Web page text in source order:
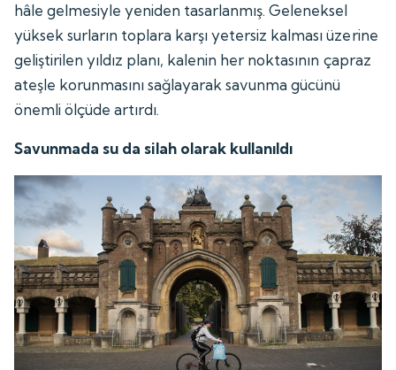
hâle gelmesiyle yeniden tasarlanmış. Geleneksel
yüksek surların toplara karşı yetersiz kalması üzerine
geliştirilen yıldız planı, kalenin her noktasının çapraz
ateşle korunmasını sağlayarak savunma gücünü
önemli ölçüde artırdı.
Savunmada su da silah olarak kullanıldı